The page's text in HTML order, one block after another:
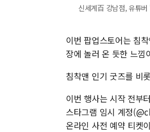
신세계百 강남점, 유튜
이번 팝업스토어는 침
장에 놀러 온 듯한 느낌
침착맨 인기 굿즈를 비
이번 행사는 시작 전부
스타그램 임시 계정
온라인 사전 예약 티켓